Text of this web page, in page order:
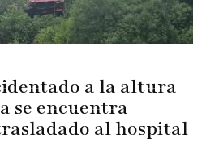
a la altura
se encuentra
al hospital